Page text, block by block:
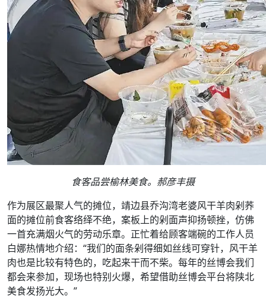
食客品尝榆林美食。郝彦丰摄
作为展区最聚人气的摊位，靖边县乔沟湾老婆风干羊肉剁荞
面的摊位前食客络绎不绝，案板上的剁面声抑扬顿挫，仿佛
一首充满烟火气的劳动乐章。正忙着给顾客端碗的工作人员
白娜热情地介绍：“我们的面条剁得细如丝线可穿针，风干羊
肉也是比较有特色的，吃起来干而不柴。每年的丝博会我们
都会来参加，现场也特别火爆，希望借助丝博会平台将陕北
美食发扬光大。”